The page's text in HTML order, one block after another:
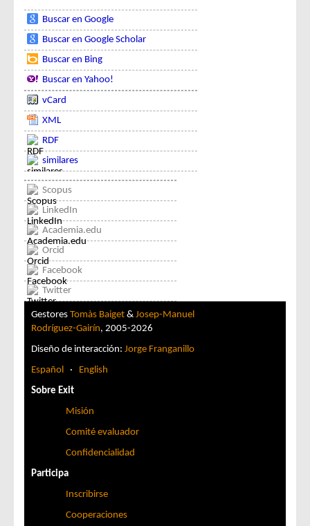
Buscar en Google
Buscar en Google Scholar
Buscar en Bing
Buscar en Yahoo!
vCard
XML
RDF
similares
Scopus
LinkedIn
Academia.edu
Orcid
Facebook
Twitter
Gestores Tomàs Baiget & Josep-Manuel
Rodríguez-Gairín, 2005-2026
Diseño de interacción: Jorge Franganillo
Español · English
Sobre Exit
Misión
Comité evaluador
Confidencialidad
Participa
Inscribirse
Cooperaciones